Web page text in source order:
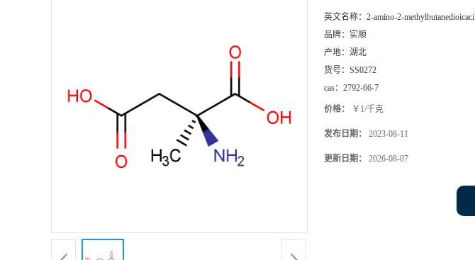
英文名称： 2-amino-2-methylbutanedioicaci
品牌： 实顺
产地： 湖北
货号： SS0272
cas： 2792-66-7
价格： ￥1/千克
发布日期： 2023-08-11
更新日期： 2026-08-07